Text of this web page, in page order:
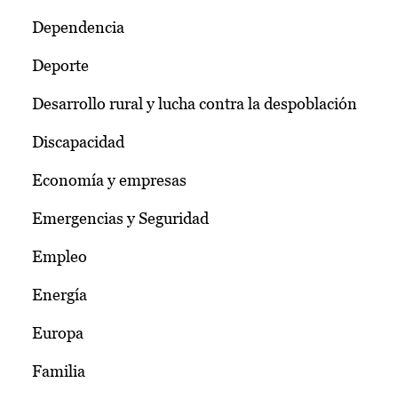
Dependencia
Deporte
Desarrollo rural y lucha contra la despoblación
Discapacidad
Economía y empresas
Emergencias y Seguridad
Empleo
Energía
Europa
Familia